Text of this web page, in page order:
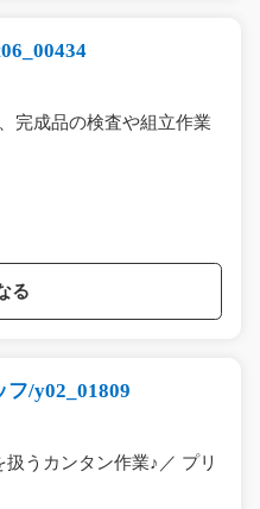
完成品の検査や組立作業
る
/y02_01809
うカンタン作業♪／ プリ